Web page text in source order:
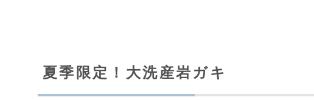
夏季限定！大洗産岩ガキ